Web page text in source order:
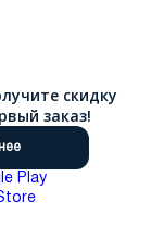
скидку
заказ!